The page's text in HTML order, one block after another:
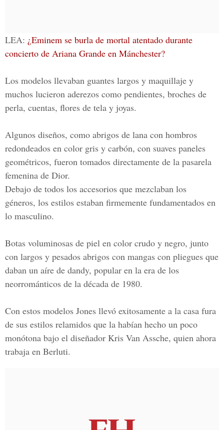
LEA: ¿Eminem se burla de mortal atentado durante
concierto de Ariana Grande en Mánchester?
Los modelos llevaban guantes largos y maquillaje y
muchos lucieron aderezos como pendientes, broches de
perla, cuentas, flores de tela y joyas.
Algunos diseños, como abrigos de lana con hombros
redondeados en color gris y carbón, con suaves paneles
geométricos, fueron tomados directamente de la pasarela
femenina de Dior.
Debajo de todos los accesorios que mezclaban los
géneros, los estilos estaban firmemente fundamentados en
lo masculino.
Botas voluminosas de piel en color crudo y negro, junto
con largos y pesados abrigos con mangas con pliegues que
daban un aíre de dandy, popular en la era de los
neorrománticos de la década de 1980.
Con estos modelos Jones llevó exitosamente a la casa fura
de sus estilos relamidos que la habían hecho un poco
monótona bajo el diseñador Kris Van Assche, quien ahora
trabaja en Berluti.